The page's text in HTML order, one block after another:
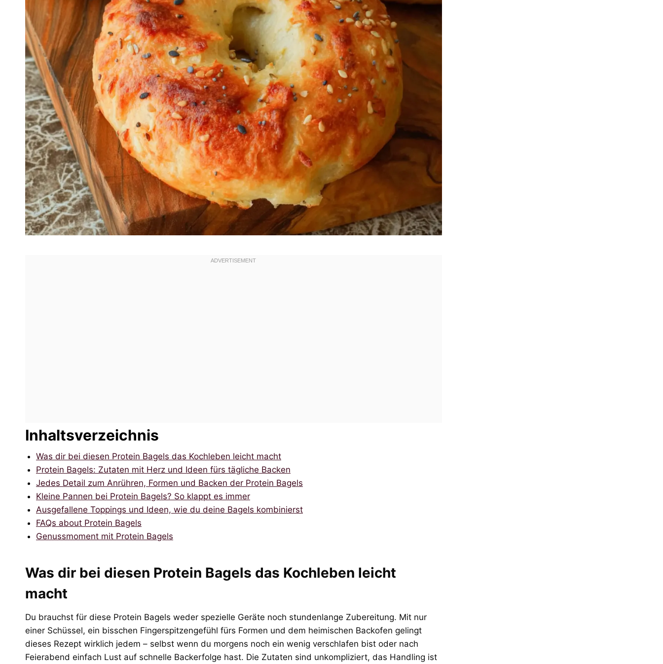
Inhaltsverzeichnis
Was dir bei diesen Protein Bagels das Kochleben leicht macht
Protein Bagels: Zutaten mit Herz und Ideen fürs tägliche Backen
Jedes Detail zum Anrühren, Formen und Backen der Protein Bagels
Kleine Pannen bei Protein Bagels? So klappt es immer
Ausgefallene Toppings und Ideen, wie du deine Bagels kombinierst
FAQs about Protein Bagels
Genussmoment mit Protein Bagels
Was dir bei diesen Protein Bagels das Kochleben leicht
macht
Du brauchst für diese Protein Bagels weder spezielle Geräte noch stundenlange Zubereitung. Mit nur
einer Schüssel, ein bisschen Fingerspitzengefühl fürs Formen und dem heimischen Backofen gelingt
dieses Rezept wirklich jedem – selbst wenn du morgens noch ein wenig verschlafen bist oder nach
Feierabend einfach Lust auf schnelle Backerfolge hast. Die Zutaten sind unkompliziert, das Handling ist